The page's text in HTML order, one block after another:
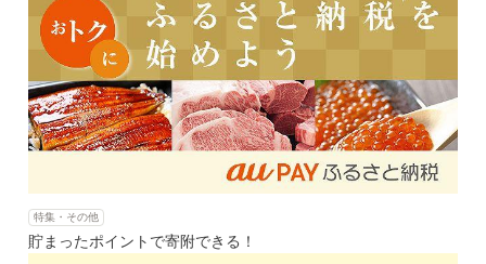
特集・その他
貯まったポイントで寄附できる！